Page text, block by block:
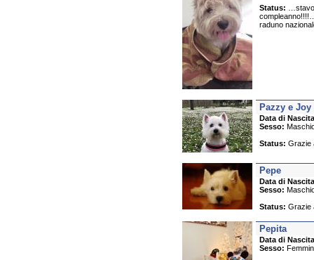
Status:
raduno
Pazzy e Joy
Data di
Sesso:
Status: Grazie
Pepe
Data di
Sesso:
Status: Grazie
Pepita
Data di
Sesso: